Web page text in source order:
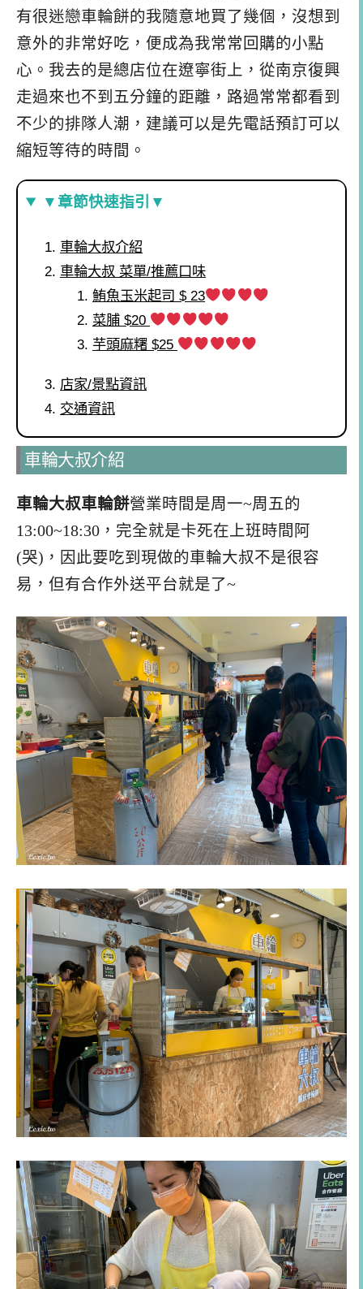
有很迷戀車輪餅的我隨意地買了幾個，沒想到
意外的非常好吃，便成為我常常回購的小點
心。我去的是總店位在遼寧街上，從南京復興
走過來也不到五分鐘的距離，路過常常都看到
不少的排隊人潮，建議可以是先電話預訂可以
縮短等待的時間。
▼章節快速指引▼
車輪大叔介紹
車輪大叔 菜單/推薦口味
鮪魚玉米起司 $ 23
菜脯 $20
芋頭麻糬 $25
店家/景點資訊
交通資訊
車輪大叔介紹
車輪大叔車輪餅營業時間是周一~周五的
13:00~18:30，完全就是卡死在上班時間阿
(哭)，因此要吃到現做的車輪大叔不是很容
易，但有合作外送平台就是了~